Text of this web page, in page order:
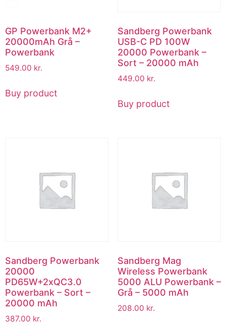
GP Powerbank M2+
20000mAh Grå –
Powerbank
549.00 kr.
Buy product
Sandberg Powerbank
USB-C PD 100W
20000 Powerbank –
Sort – 20000 mAh
449.00 kr.
Buy product
Sandberg Powerbank
20000
PD65W+2xQC3.0
Powerbank – Sort –
20000 mAh
387.00 kr.
Sandberg Mag
Wireless Powerbank
5000 ALU Powerbank –
Grå – 5000 mAh
208.00 kr.